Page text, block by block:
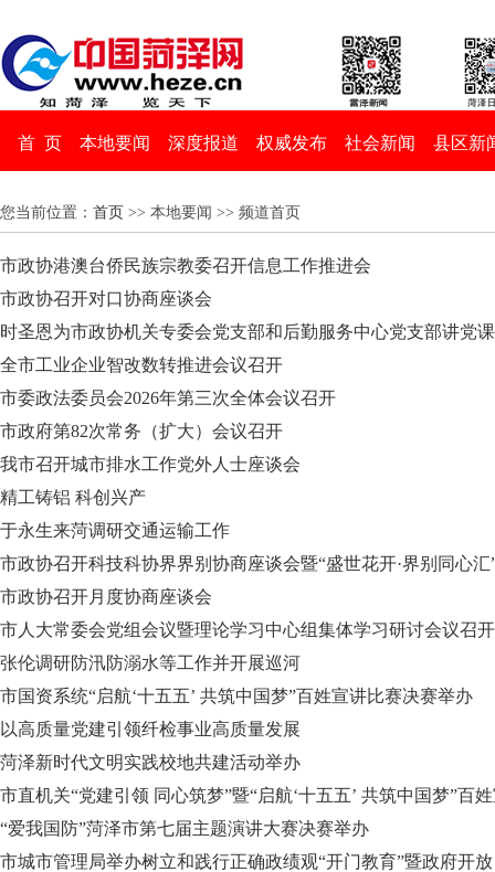
首 页 本地要闻 深度报道 权威发布 社会新闻 县区新
您当前位置： 首页 >> 本地要闻 >> 频道首页
市政协港澳台侨民族宗教委召开信息工作推进会
市政协召开对口协商座谈会
时圣恩为市政协机关专委会党支部和后勤服务中心党支部讲党课
全市工业企业智改数转推进会议召开
市委政法委员会2026年第三次全体会议召开
市政府第82次常务（扩大）会议召开
我市召开城市排水工作党外人士座谈会
精工铸铝 科创兴产
于永生来菏调研交通运输工作
市政协召开科技科协界界别协商座谈会暨“盛世花开·界别同心汇
市政协召开月度协商座谈会
市人大常委会党组会议暨理论学习中心组集体学习研讨会议召开
张伦调研防汛防溺水等工作并开展巡河
市国资系统“启航‘十五五’ 共筑中国梦”百姓宣讲比赛决赛举办
以高质量党建引领纤检事业高质量发展
菏泽新时代文明实践校地共建活动举办
市直机关“党建引领 同心筑梦”暨“启航‘十五五’ 共筑中国梦”百
“爱我国防”菏泽市第七届主题演讲大赛决赛举办
市城市管理局举办树立和践行正确政绩观“开门教育”暨政府开